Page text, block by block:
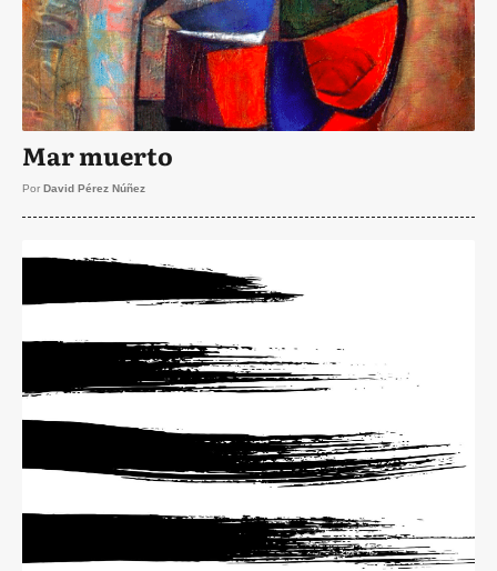
Mar muerto
Por David Pérez Núñez